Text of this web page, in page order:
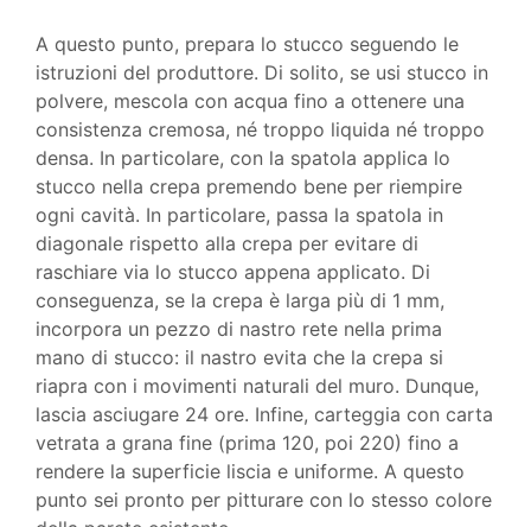
A questo punto, prepara lo stucco seguendo le
istruzioni del produttore. Di solito, se usi stucco in
polvere, mescola con acqua fino a ottenere una
consistenza cremosa, né troppo liquida né troppo
densa. In particolare, con la spatola applica lo
stucco nella crepa premendo bene per riempire
ogni cavità. In particolare, passa la spatola in
diagonale rispetto alla crepa per evitare di
raschiare via lo stucco appena applicato. Di
conseguenza, se la crepa è larga più di 1 mm,
incorpora un pezzo di nastro rete nella prima
mano di stucco: il nastro evita che la crepa si
riapra con i movimenti naturali del muro. Dunque,
lascia asciugare 24 ore. Infine, carteggia con carta
vetrata a grana fine (prima 120, poi 220) fino a
rendere la superficie liscia e uniforme. A questo
punto sei pronto per pitturare con lo stesso colore